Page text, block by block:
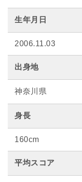
生年月日
2006.11.03
出身地
神奈川県
身長
160cm
平均スコア